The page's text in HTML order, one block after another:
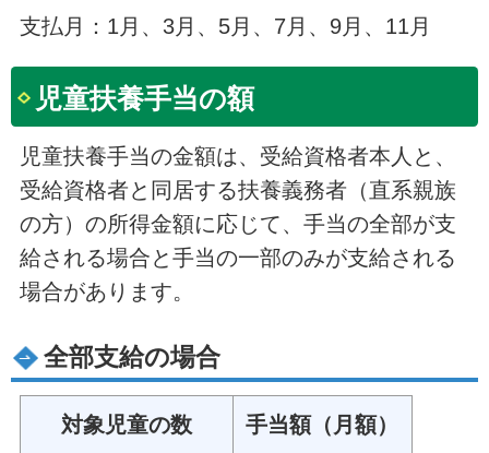
支払月：1月、3月、5月、7月、9月、11月
児童扶養手当の額
児童扶養手当の金額は、受給資格者本人と、
受給資格者と同居する扶養義務者（直系親族
の方）の所得金額に応じて、手当の全部が支
給される場合と手当の一部のみが支給される
場合があります。
全部支給の場合
対象児童の数 手当額（月額）